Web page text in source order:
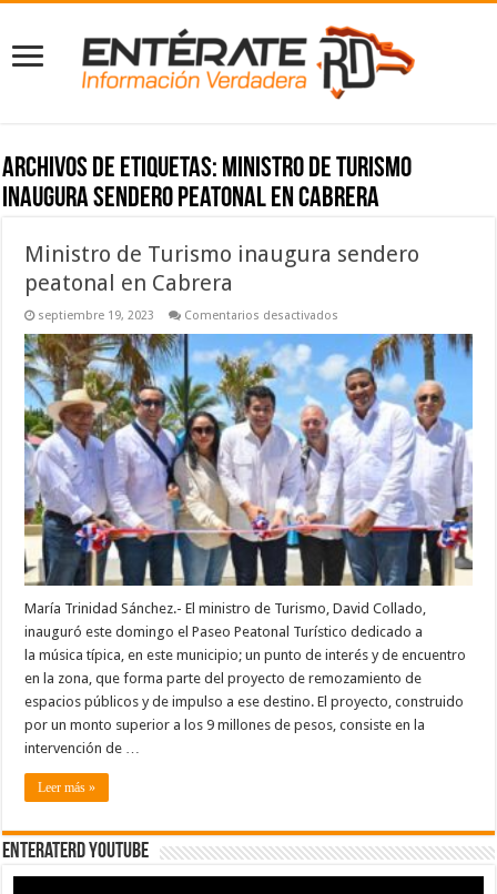
Archivos de etiquetas: Ministro de Turismo
inaugura sendero peatonal en Cabrera
Ministro de Turismo inaugura sendero
peatonal en Cabrera
septiembre 19, 2023 Comentarios desactivados
Turismo
inaugura
sendero
peatonal
en
Cabrera
María Trinidad Sánchez.- El ministro de Turismo, David Collado,
inauguró este domingo el Paseo Peatonal Turístico dedicado a
la música típica, en este municipio; un punto de interés y de encuentro
en la zona, que forma parte del proyecto de remozamiento de
espacios públicos y de impulso a ese destino. El proyecto, construido
por un monto superior a los 9 millones de pesos, consiste en la
intervención de …
Leer más »
EnterateRD YOUTUBE